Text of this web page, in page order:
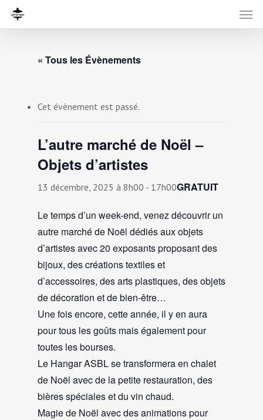
« Tous les Évènements
Cet évènement est passé.
L’autre marché de Noël –
Objets d’artistes
13 décembre, 2025 à 8h00 - 17h00GRATUIT
Le temps d’un week-end, venez découvrir un
autre marché de Noël dédiés aux objets
d’artistes avec 20 exposants proposant des
bijoux, des créations textiles et
d’accessoires, des arts plastiques, des objets
de décoration et de bien-être…
Une fois encore, cette année, il y en aura
pour tous les goûts mais également pour
toutes les bourses.
Le Hangar ASBL se transformera en chalet
de Noël avec de la petite restauration, des
bières spéciales et du vin chaud.
Magie de Noël avec des animations pour